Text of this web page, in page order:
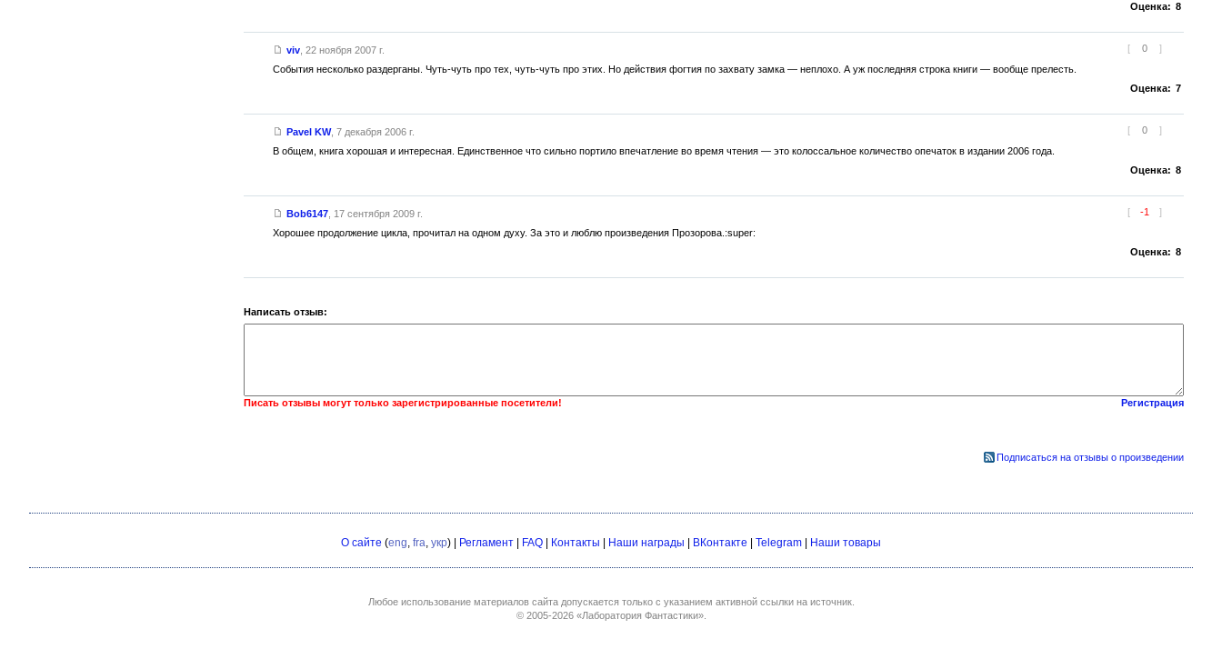
Оценка: 8
[ 0 ]
viv, 22 ноября 2007 г.
События несколько раздерганы. Чуть-чуть про тех, чуть-чуть про этих. Но действия фогтия по захвату замка — неплохо. А уж последняя строка книги — вообще прелесть.
Оценка: 7
[ 0 ]
Pavel KW, 7 декабря 2006 г.
В общем, книга хорошая и интересная. Единственное что сильно портило впечатление во время чтения — это колоссальное количество опечаток в издании 2006 года.
Оценка: 8
[ -1 ]
Bob6147, 17 сентября 2009 г.
Хорошее продолжение цикла, прочитал на одном духу. За это и люблю произведения Прозорова.:super:
Оценка: 8
Написать отзыв:
Писать отзывы могут только зарегистрированные посетители! Регистрация
Подписаться на отзывы о произведении
О сайте (eng, fra, укр) | Регламент FAQ Контакты Наши награды ВКонтакте Telegram Наши товары
Любое использование материалов сайта допускается только с указанием активной ссылки на источник.
© 2005-2026 «Лаборатория Фантастики».